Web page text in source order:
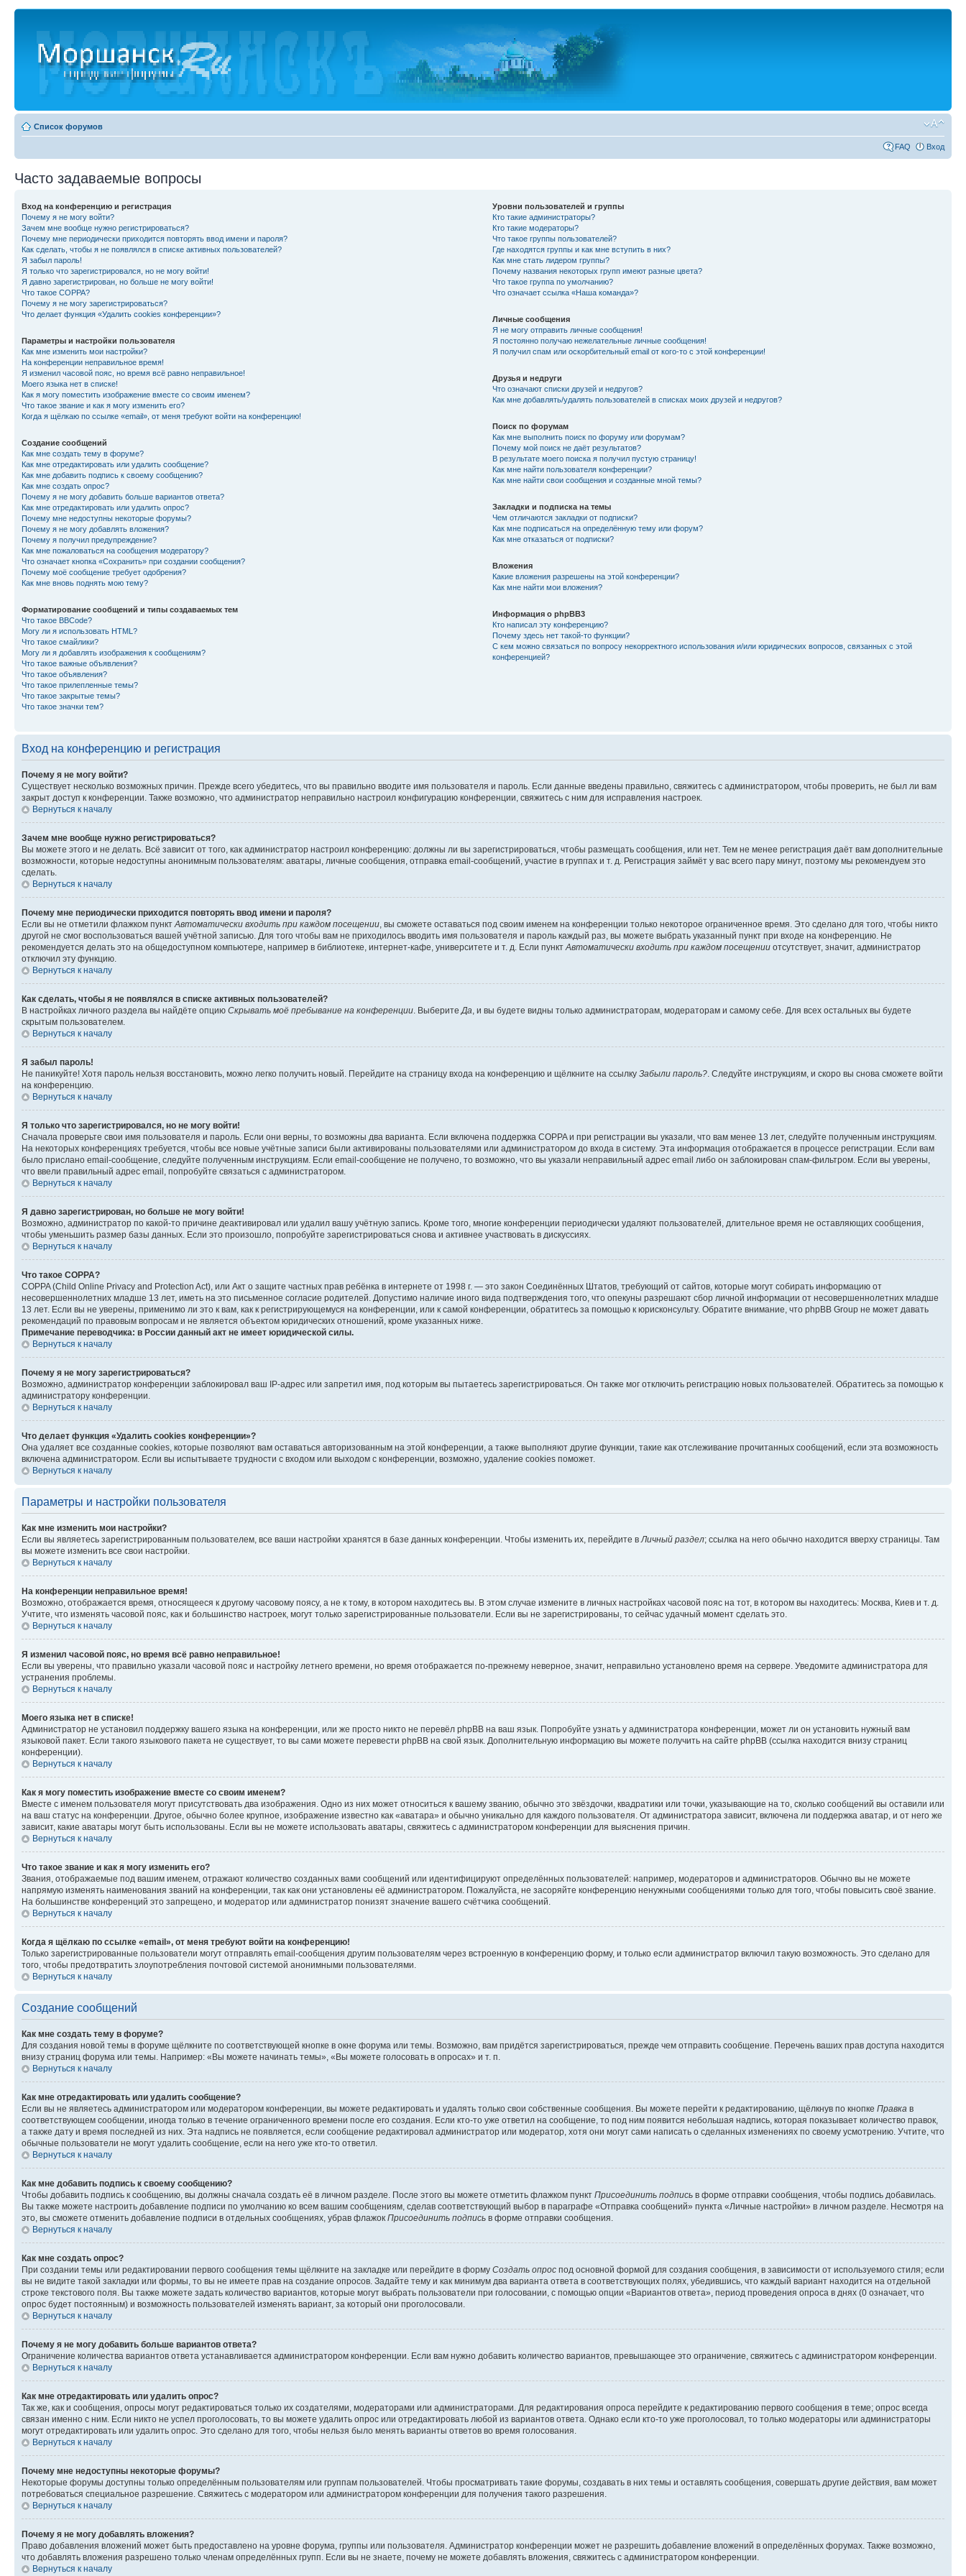
Список форумов
FAQ Вход
Часто задаваемые вопросы
Вход на конференцию и регистрация
Почему я не могу войти?
Зачем мне вообще нужно регистрироваться?
Почему мне периодически приходится повторять ввод имени и пароля?
Как сделать, чтобы я не появлялся в списке активных пользователей?
Я забыл пароль!
Я только что зарегистрировался, но не могу войти!
Я давно зарегистрирован, но больше не могу войти!
Что такое COPPA?
Почему я не могу зарегистрироваться?
Что делает функция «Удалить cookies конференции»?
Параметры и настройки пользователя
Как мне изменить мои настройки?
На конференции неправильное время!
Я изменил часовой пояс, но время всё равно неправильное!
Моего языка нет в списке!
Как я могу поместить изображение вместе со своим именем?
Что такое звание и как я могу изменить его?
Когда я щёлкаю по ссылке «email», от меня требуют войти на конференцию!
Создание сообщений
Как мне создать тему в форуме?
Как мне отредактировать или удалить сообщение?
Как мне добавить подпись к своему сообщению?
Как мне создать опрос?
Почему я не могу добавить больше вариантов ответа?
Как мне отредактировать или удалить опрос?
Почему мне недоступны некоторые форумы?
Почему я не могу добавлять вложения?
Почему я получил предупреждение?
Как мне пожаловаться на сообщения модератору?
Что означает кнопка «Сохранить» при создании сообщения?
Почему моё сообщение требует одобрения?
Как мне вновь поднять мою тему?
Форматирование сообщений и типы создаваемых тем
Что такое BBCode?
Могу ли я использовать HTML?
Что такое смайлики?
Могу ли я добавлять изображения к сообщениям?
Что такое важные объявления?
Что такое объявления?
Что такое прилепленные темы?
Что такое закрытые темы?
Что такое значки тем?
Уровни пользователей и группы
Кто такие администраторы?
Кто такие модераторы?
Что такое группы пользователей?
Где находятся группы и как мне вступить в них?
Как мне стать лидером группы?
Почему названия некоторых групп имеют разные цвета?
Что такое группа по умолчанию?
Что означает ссылка «Наша команда»?
Личные сообщения
Я не могу отправить личные сообщения!
Я постоянно получаю нежелательные личные сообщения!
Я получил спам или оскорбительный email от кого-то с этой конференции!
Друзья и недруги
Что означают списки друзей и недругов?
Как мне добавлять/удалять пользователей в списках моих друзей и недругов?
Поиск по форумам
Как мне выполнить поиск по форуму или форумам?
Почему мой поиск не даёт результатов?
В результате моего поиска я получил пустую страницу!
Как мне найти пользователя конференции?
Как мне найти свои сообщения и созданные мной темы?
Закладки и подписка на темы
Чем отличаются закладки от подписки?
Как мне подписаться на определённую тему или форум?
Как мне отказаться от подписки?
Вложения
Какие вложения разрешены на этой конференции?
Как мне найти мои вложения?
Информация о phpBB3
Кто написал эту конференцию?
Почему здесь нет такой-то функции?
С кем можно связаться по вопросу некорректного использования и/или юридических вопросов, связанных с этой
конференцией?
Вход на конференцию и регистрация
Почему я не могу войти?
Существует несколько возможных причин. Прежде всего убедитесь, что вы правильно вводите имя пользователя и пароль. Если данные введены правильно, свяжитесь с администратором, чтобы проверить, не был ли вам
закрыт доступ к конференции. Также возможно, что администратор неправильно настроил конфигурацию конференции, свяжитесь с ним для исправления настроек.
Вернуться к началу
Зачем мне вообще нужно регистрироваться?
Вы можете этого и не делать. Всё зависит от того, как администратор настроил конференцию: должны ли вы зарегистрироваться, чтобы размещать сообщения, или нет. Тем не менее регистрация даёт вам дополнительные
возможности, которые недоступны анонимным пользователям: аватары, личные сообщения, отправка email-сообщений, участие в группах и т. д. Регистрация займёт у вас всего пару минут, поэтому мы рекомендуем это
сделать.
Вернуться к началу
Почему мне периодически приходится повторять ввод имени и пароля?
Если вы не отметили флажком пунктАвтоматически входить при каждом посещении, вы сможете оставаться под своим именем на конференции только некоторое ограниченное время. Это сделано для того, чтобы никто
другой не смог воспользоваться вашей учётной записью. Для того чтобы вам не приходилось вводить имя пользователя и пароль каждый раз, вы можете выбрать указанный пункт при входе на конференцию. Не
рекомендуется делать это на общедоступном компьютере, например в библиотеке, интернет-кафе, университете и т. д. Если пунктАвтоматически входить при каждом посещении отсутствует, значит, администратор
отключил эту функцию.
Вернуться к началу
Как сделать, чтобы я не появлялся в списке активных пользователей?
В настройках личного раздела вы найдёте опцию Скрывать моё пребывание на конференции. ВыберитеДа, и вы будете видны только администраторам, модераторам и самому себе. Для всех остальных вы будете
скрытым пользователем.
Вернуться к началу
Я забыл пароль!
Не паникуйте! Хотя пароль нельзя восстановить, можно легко получить новый. Перейдите на страницу входа на конференцию и щёлкните на ссылку Забыли пароль?. Следуйте инструкциям, и скоро вы снова сможете войти
на конференцию.
Вернуться к началу
Я только что зарегистрировался, но не могу войти!
Сначала проверьте свои имя пользователя и пароль. Если они верны, то возможны два варианта. Если включена поддержка COPPA и при регистрации вы указали, что вам менее 13 лет, следуйте полученным инструкциям.
На некоторых конференциях требуется, чтобы все новые учётные записи были активированы пользователями или администратором до входа в систему. Эта информация отображается в процессе регистрации. Если вам
было прислано email-сообщение, следуйте полученным инструкциям. Если email-сообщение не получено, то возможно, что вы указали неправильный адрес email либо он заблокирован спам-фильтром. Если вы уверены,
что ввели правильный адрес email, попробуйте связаться с администратором.
Вернуться к началу
Я давно зарегистрирован, но больше не могу войти!
Возможно, администратор по какой-то причине деактивировал или удалил вашу учётную запись. Кроме того, многие конференции периодически удаляют пользователей, длительное время не оставляющих сообщения,
чтобы уменьшить размер базы данных. Если это произошло, попробуйте зарегистрироваться снова и активнее участвовать в дискуссиях.
Вернуться к началу
Что такое COPPA?
COPPA (Child Online Privacy and Protection Act), или Акт о защите частных прав ребёнка в интернете от 1998 г. — это закон Соединённых Штатов, требующий от сайтов, которые могут собирать информацию от
несовершеннолетних младше 13 лет, иметь на это письменное согласие родителей. Допустимо наличие иного вида подтверждения того, что опекуны разрешают сбор личной информации от несовершеннолетних младше
13 лет. Если вы не уверены, применимо ли это к вам, как к регистрирующемуся на конференции, или к самой конференции, обратитесь за помощью к юрисконсульту. Обратите внимание, что phpBB Group не может давать
рекомендаций по правовым вопросам и не является объектом юридических отношений, кроме указанных ниже.
Примечание переводчика: в России данный акт не имеет юридической силы.
Вернуться к началу
Почему я не могу зарегистрироваться?
Возможно, администратор конференции заблокировал ваш IP-адрес или запретил имя, под которым вы пытаетесь зарегистрироваться. Он также мог отключить регистрацию новых пользователей. Обратитесь за помощью к
администратору конференции.
Вернуться к началу
Что делает функция «Удалить cookies конференции»?
Она удаляет все созданные cookies, которые позволяют вам оставаться авторизованным на этой конференции, а также выполняют другие функции, такие как отслеживание прочитанных сообщений, если эта возможность
включена администратором. Если вы испытываете трудности с входом или выходом с конференции, возможно, удаление cookies поможет.
Вернуться к началу
Параметры и настройки пользователя
Как мне изменить мои настройки?
Если вы являетесь зарегистрированным пользователем, все ваши настройки хранятся в базе данных конференции. Чтобы изменить их, перейдите вЛичный раздел; ссылка на него обычно находится вверху страницы. Там
вы можете изменить все свои настройки.
Вернуться к началу
На конференции неправильное время!
Возможно, отображается время, относящееся к другому часовому поясу, а не к тому, в котором находитесь вы. В этом случае измените в личных настройках часовой пояс на тот, в котором вы находитесь: Москва, Киев и т. д.
Учтите, что изменять часовой пояс, как и большинство настроек, могут только зарегистрированные пользователи. Если вы не зарегистрированы, то сейчас удачный момент сделать это.
Вернуться к началу
Я изменил часовой пояс, но время всё равно неправильное!
Если вы уверены, что правильно указали часовой пояс и настройку летнего времени, но время отображается по-прежнему неверное, значит, неправильно установлено время на сервере. Уведомите администратора для
устранения проблемы.
Вернуться к началу
Моего языка нет в списке!
Администратор не установил поддержку вашего языка на конференции, или же просто никто не перевёл phpBB на ваш язык. Попробуйте узнать у администратора конференции, может ли он установить нужный вам
языковой пакет. Если такого языкового пакета не существует, то вы сами можете перевести phpBB на свой язык. Дополнительную информацию вы можете получить на сайте phpBB (ссылка находится внизу страниц
конференции).
Вернуться к началу
Как я могу поместить изображение вместе со своим именем?
Вместе с именем пользователя могут присутствовать два изображения. Одно из них может относиться к вашему званию, обычно это звёздочки, квадратики или точки, указывающие на то, сколько сообщений вы оставили или
на ваш статус на конференции. Другое, обычно более крупное, изображение известно как «аватара» и обычно уникально для каждого пользователя. От администратора зависит, включена ли поддержка аватар, и от него же
зависит, какие аватары могут быть использованы. Если вы не можете использовать аватары, свяжитесь с администратором конференции для выяснения причин.
Вернуться к началу
Что такое звание и как я могу изменить его?
Звания, отображаемые под вашим именем, отражают количество созданных вами сообщений или идентифицируют определённых пользователей: например, модераторов и администраторов. Обычно вы не можете
напрямую изменять наименования званий на конференции, так как они установлены её администратором. Пожалуйста, не засоряйте конференцию ненужными сообщениями только для того, чтобы повысить своё звание.
На большинстве конференций это запрещено, и модератор или администратор понизят значение вашего счётчика сообщений.
Вернуться к началу
Когда я щёлкаю по ссылке «email», от меня требуют войти на конференцию!
Только зарегистрированные пользователи могут отправлять email-сообщения другим пользователям через встроенную в конференцию форму, и только если администратор включил такую возможность. Это сделано для
того, чтобы предотвратить злоупотребления почтовой системой анонимными пользователями.
Вернуться к началу
Создание сообщений
Как мне создать тему в форуме?
Для создания новой темы в форуме щёлкните по соответствующей кнопке в окне форума или темы. Возможно, вам придётся зарегистрироваться, прежде чем отправить сообщение. Перечень ваших прав доступа находится
внизу страниц форума или темы. Например: «Вы можете начинать темы», «Вы можете голосовать в опросах» и т. п.
Вернуться к началу
Как мне отредактировать или удалить сообщение?
Если вы не являетесь администратором или модератором конференции, вы можете редактировать и удалять только свои собственные сообщения. Вы можете перейти к редактированию, щёлкнув по кнопке Правка в
соответствующем сообщении, иногда только в течение ограниченного времени после его создания. Если кто-то уже ответил на сообщение, то под ним появится небольшая надпись, которая показывает количество правок,
а также дату и время последней из них. Эта надпись не появляется, если сообщение редактировал администратор или модератор, хотя они могут сами написать о сделанных изменениях по своему усмотрению. Учтите, что
обычные пользователи не могут удалить сообщение, если на него уже кто-то ответил.
Вернуться к началу
Как мне добавить подпись к своему сообщению?
Чтобы добавить подпись к сообщению, вы должны сначала создать её в личном разделе. После этого вы можете отметить флажком пункт Присоединить подпись в форме отправки сообщения, чтобы подпись добавилась.
Вы также можете настроить добавление подписи по умолчанию ко всем вашим сообщениям, сделав соответствующий выбор в параграфе «Отправка сообщений» пункта «Личные настройки» в личном разделе. Несмотря на
это, вы сможете отменить добавление подписи в отдельных сообщениях, убрав флажок Присоединить подпись в форме отправки сообщения.
Вернуться к началу
Как мне создать опрос?
При создании темы или редактировании первого сообщения темы щёлкните на закладке или перейдите в форму Создать опрос под основной формой для создания сообщения, в зависимости от используемого стиля; если
вы не видите такой закладки или формы, то вы не имеете прав на создание опросов. Задайте тему и как минимум два варианта ответа в соответствующих полях, убедившись, что каждый вариант находится на отдельной
строке текстового поля. Вы также можете задать количество вариантов, которые могут выбрать пользователи при голосовании, с помощью опции «Вариантов ответа», период проведения опроса в днях (0 означает, что
опрос будет постоянным) и возможность пользователей изменять вариант, за который они проголосовали.
Вернуться к началу
Почему я не могу добавить больше вариантов ответа?
Ограничение количества вариантов ответа устанавливается администратором конференции. Если вам нужно добавить количество вариантов, превышающее это ограничение, свяжитесь с администратором конференции.
Вернуться к началу
Как мне отредактировать или удалить опрос?
Так же, как и сообщения, опросы могут редактироваться только их создателями, модераторами или администраторами. Для редактирования опроса перейдите к редактированию первого сообщения в теме; опрос всегда
связан именно с ним. Если никто не успел проголосовать, то вы можете удалить опрос или отредактировать любой из вариантов ответа. Однако если кто-то уже проголосовал, то только модераторы или администраторы
могут отредактировать или удалить опрос. Это сделано для того, чтобы нельзя было менять варианты ответов во время голосования.
Вернуться к началу
Почему мне недоступны некоторые форумы?
Некоторые форумы доступны только определённым пользователям или группам пользователей. Чтобы просматривать такие форумы, создавать в них темы и оставлять сообщения, совершать другие действия, вам может
потребоваться специальное разрешение. Свяжитесь с модератором или администратором конференции для получения такого разрешения.
Вернуться к началу
Почему я не могу добавлять вложения?
Право добавления вложений может быть предоставлено на уровне форума, группы или пользователя. Администратор конференции может не разрешить добавление вложений в определённых форумах. Также возможно,
что добавлять вложения разрешено только членам определённых групп. Если вы не знаете, почему не можете добавлять вложения, свяжитесь с администратором конференции.
Вернуться к началу